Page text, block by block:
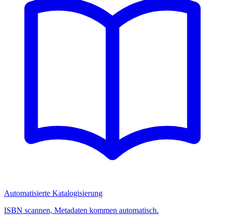
Automatisierte Katalogisierung
ISBN scannen, Metadaten kommen automatisch.